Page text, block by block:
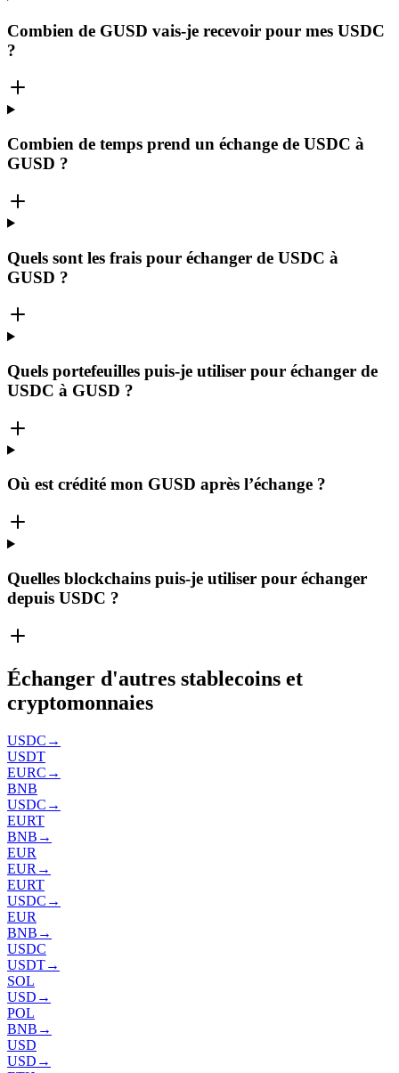
Combien de GUSD vais-je recevoir pour mes USDC
?
Combien de temps prend un échange de USDC à
GUSD ?
Quels sont les frais pour échanger de USDC à
GUSD ?
Quels portefeuilles puis-je utiliser pour échanger de
USDC à GUSD ?
Où est crédité mon GUSD après l’échange ?
Quelles blockchains puis-je utiliser pour échanger
depuis USDC ?
Échanger d'autres stablecoins et
cryptomonnaies
USDC →
USDT
EURC →
BNB
USDC →
EURT
BNB →
EUR
EUR →
EURT
USDC →
EUR
BNB →
USDC
USDT→
SOL
USD →
POL
BNB →
USD
USD →